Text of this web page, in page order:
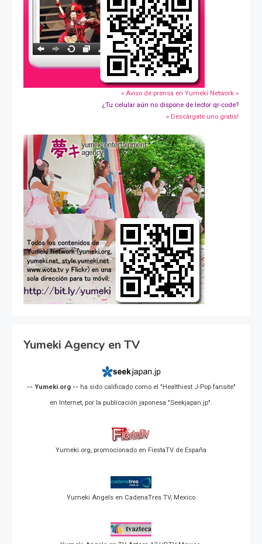
» Aviso de prensa en Yumeki Network »
¿Tu celular aún no dispone de lector qr-code?
» Descárgate uno gratis!
Yumeki Agency en TV
-- Yumeki.org -- ha sido calificado como el "Healthiest J-Pop fansite"
en Internet, por la publicación japonesa "Seekjapan.jp".
Yumeki.org, promocionado en FiestaTV de España
Yumeki Angels en CadenaTres TV, Mexico